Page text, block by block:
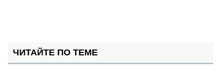
ЧИТАЙТЕ ПО ТЕМЕ